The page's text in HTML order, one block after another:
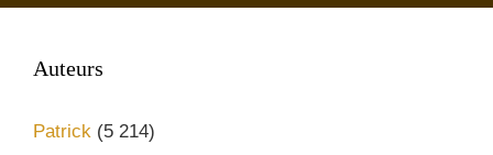
Auteurs
Patrick (5 214)